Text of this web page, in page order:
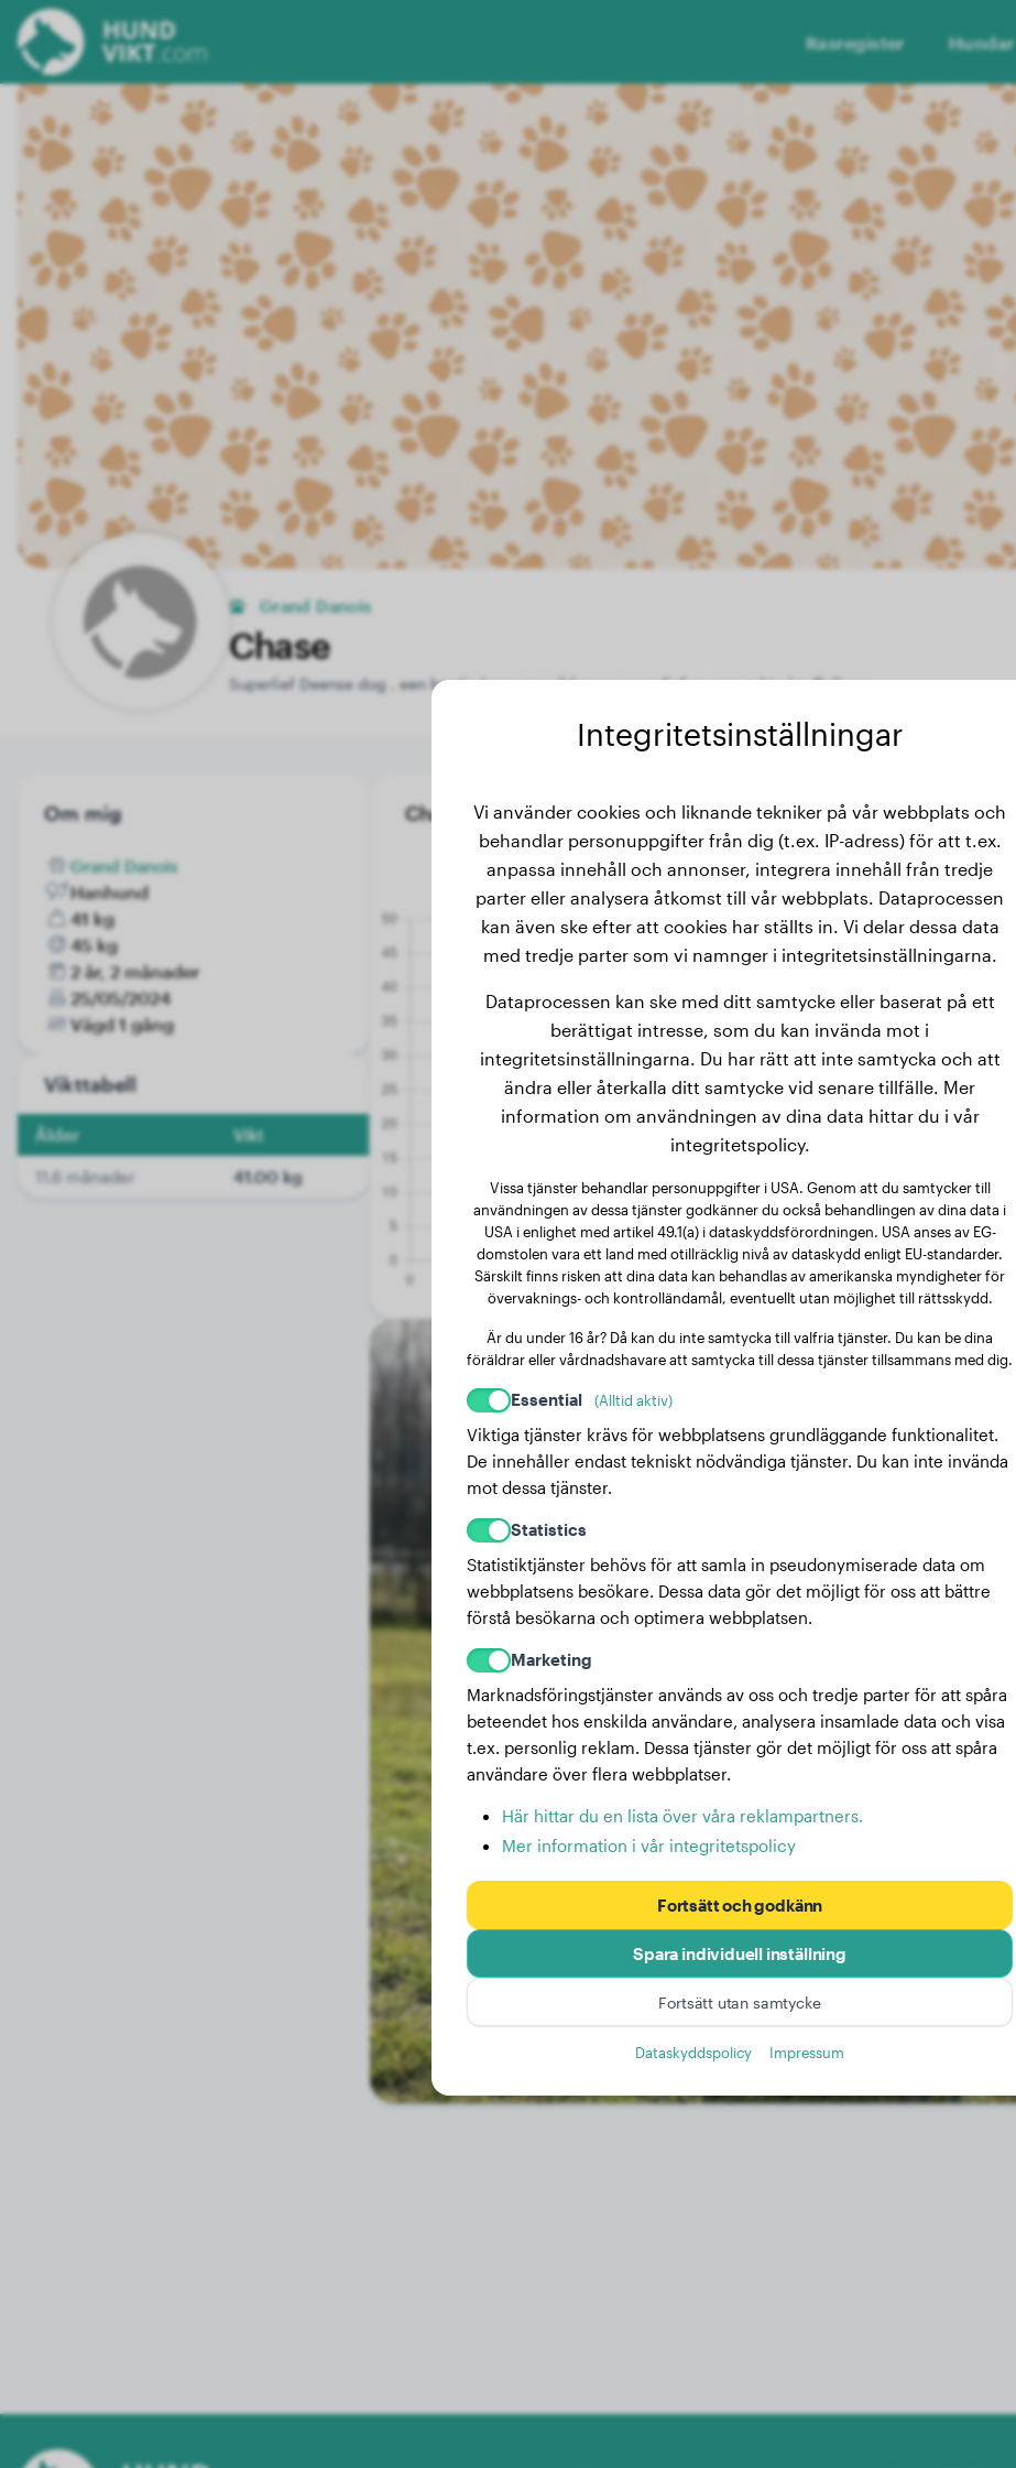
Rasregister Hundar
Grand Danois
Chase
Superlief Deense dog , een beetje lomp en wild maar superlief en een echte knuffelbeer
Om mig
Grand Danois
Hanhund
41 kg
45 kg
2 år, 2 månader
25/05/2024
Vägd 1 gång
Vikttabell
Ålder Vikt
11.6 månader 41.00 kg
Chase's vikthistorik
Integritetsinställningar
Vi använder cookies och liknande tekniker på vår webbplats och
behandlar personuppgifter från dig (t.ex. IP-adress) för att t.ex.
anpassa innehåll och annonser, integrera innehåll från tredje
parter eller analysera åtkomst till vår webbplats. Dataprocessen
kan även ske efter att cookies har ställts in. Vi delar dessa data
med tredje parter som vi namnger i integritetsinställningarna.
Dataprocessen kan ske med ditt samtycke eller baserat på ett
berättigat intresse, som du kan invända mot i
integritetsinställningarna. Du har rätt att inte samtycka och att
ändra eller återkalla ditt samtycke vid senare tillfälle. Mer
information om användningen av dina data hittar du i vår
integritetspolicy.
Vissa tjänster behandlar personuppgifter i USA. Genom att du samtycker till
användningen av dessa tjänster godkänner du också behandlingen av dina data i
USA i enlighet med artikel 49.1(a) i dataskyddsförordningen. USA anses av EG-
domstolen vara ett land med otillräcklig nivå av dataskydd enligt EU-standarder.
Särskilt finns risken att dina data kan behandlas av amerikanska myndigheter för
övervaknings- och kontrolländamål, eventuellt utan möjlighet till rättsskydd.
Är du under 16 år? Då kan du inte samtycka till valfria tjänster. Du kan be dina
föräldrar eller vårdnadshavare att samtycka till dessa tjänster tillsammans med dig.
Essential (Alltid aktiv)
Viktiga tjänster krävs för webbplatsens grundläggande funktionalitet.
De innehåller endast tekniskt nödvändiga tjänster. Du kan inte invända
mot dessa tjänster.
Statistics
Statistiktjänster behövs för att samla in pseudonymiserade data om
webbplatsens besökare. Dessa data gör det möjligt för oss att bättre
förstå besökarna och optimera webbplatsen.
Marketing
Marknadsföringstjänster används av oss och tredje parter för att spåra
beteendet hos enskilda användare, analysera insamlade data och visa
t.ex. personlig reklam. Dessa tjänster gör det möjligt för oss att spåra
användare över flera webbplatser.
Här hittar du en lista över våra reklampartners.
Mer information i vår integritetspolicy
Fortsätt och godkänn
Spara individuell inställning
Fortsätt utan samtycke
Dataskyddspolicy Impressum